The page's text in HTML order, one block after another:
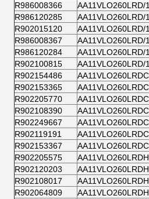
R986008366
AA11VLO260LRD/
R986120285
AA11VLO260LRD/
R902015120
AA11VLO260LRD/
R986008367
AA11VLO260LRD/
R986120284
AA11VLO260LRD/
R902100815
AA11VLO260LRD/
R902154486
R902153365
R902205770
R902108390
R902249667
R902119191
R902153367
R902205575
R902120203
R902108017
R902064809